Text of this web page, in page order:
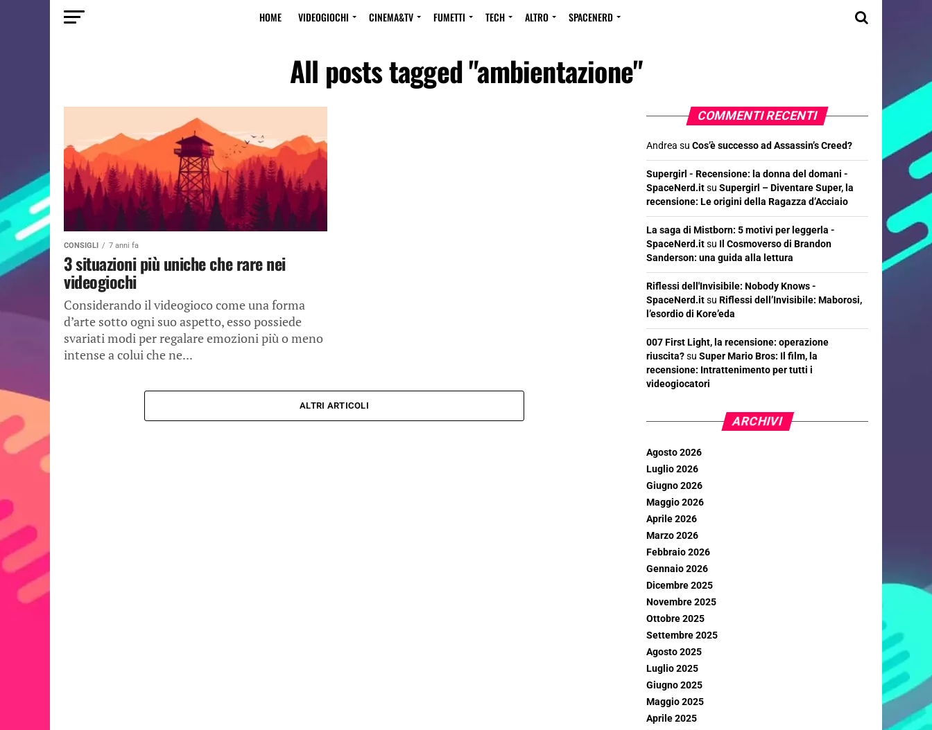
HOME VIDEOGIOCHI CINEMA&TV FUMETTI TECH ALTRO SPACENERD
All posts tagged "ambientazione"
CONSIGLI 7 anni fa
3 situazioni più uniche che rare nei
videogiochi
Considerando il videogioco come una forma
d’arte sotto ogni suo aspetto, esso possiede
svariati modi per regalare emozioni più o meno
intense a colui che ne...
ALTRI ARTICOLI
COMMENTI RECENTI
Andrea su Cos’è successo ad Assassin’s Creed?
Supergirl - Recensione: la donna del domani -
SpaceNerd.itsu Supergirl – Diventare Super, la
recensione: Le origini della Ragazza d’Acciaio
La saga di Mistborn: 5 motivi per leggerla -
SpaceNerd.itsu Il Cosmoverso di Brandon
Sanderson: una guida alla lettura
Riflessi dell'Invisibile: Nobody Knows -
SpaceNerd.itsu Riflessi dell’Invisibile: Maborosi,
l’esordio di Kore’eda
007 First Light, la recensione: operazione
riuscita?su Super Mario Bros: Il film, la
recensione: Intrattenimento per tutti i
videogiocatori
ARCHIVI
Agosto 2026
Luglio 2026
Giugno 2026
Maggio 2026
Aprile 2026
Marzo 2026
Febbraio 2026
Gennaio 2026
Dicembre 2025
Novembre 2025
Ottobre 2025
Settembre 2025
Agosto 2025
Luglio 2025
Giugno 2025
Maggio 2025
Aprile 2025